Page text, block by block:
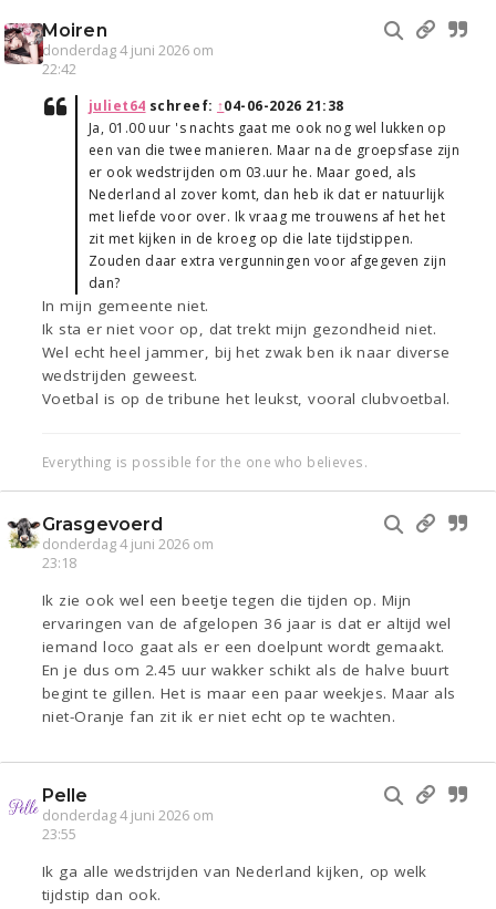
Moiren
donderdag 4 juni 2026 om
22:42
juliet64 schreef: ↑04-06-2026 21:38
Ja, 01.00 uur 's nachts gaat me ook nog wel lukken op
een van die twee manieren. Maar na de groepsfase zijn
er ook wedstrijden om 03.uur he. Maar goed, als
Nederland al zover komt, dan heb ik dat er natuurlijk
met liefde voor over. Ik vraag me trouwens af het het
zit met kijken in de kroeg op die late tijdstippen.
Zouden daar extra vergunningen voor afgegeven zijn
dan?
In mijn gemeente niet.
Ik sta er niet voor op, dat trekt mijn gezondheid niet.
Wel echt heel jammer, bij het zwak ben ik naar diverse
wedstrijden geweest.
Voetbal is op de tribune het leukst, vooral clubvoetbal.
Everything is possible for the one who believes.
Grasgevoerd
donderdag 4 juni 2026 om
23:18
Ik zie ook wel een beetje tegen die tijden op. Mijn
ervaringen van de afgelopen 36 jaar is dat er altijd wel
iemand loco gaat als er een doelpunt wordt gemaakt.
En je dus om 2.45 uur wakker schikt als de halve buurt
begint te gillen. Het is maar een paar weekjes. Maar als
niet-Oranje fan zit ik er niet echt op te wachten.
Pelle
donderdag 4 juni 2026 om
23:55
Ik ga alle wedstrijden van Nederland kijken, op welk
tijdstip dan ook.